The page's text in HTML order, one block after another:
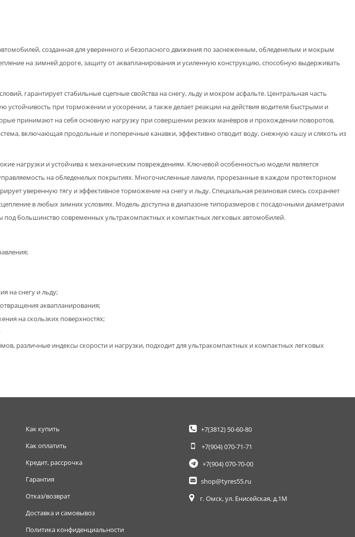
созданная для уверенного и безопасного движения по заснеженным, обледенелым и мокрым
на зимней дороге, защиту от аквапланирования и усиленную конструкцию, способную выдерживать
гарантирует стабильные сцепные свойства на снегу, льду и мокром асфальте. Центральная часть
при торможении и ускорении, а также делает реакции на действия водителя быстрыми и
принимают на себя основную нагрузку при совершении резких манёвров и прохождении поворотов,
включающая продольные и поперечные канавки, эффективно отводит воду, снежную кашу и слякоть из
нагрузки и устойчива к механическим повреждениям. Ключевой особенностью модели является
на обледенелых покрытиях. Многочисленные ламели, прорезанные в каждом протекторном
уверенную тягу и эффективное торможение на снегу и льду. Специальная резиновая смесь сохраняет
в любых зимних условиях. Модель доступна в диапазоне типоразмеров с посадочными диаметрами
большинство современных ультракомпактных и компактных легковых автомобилей.
на снегу и льду;
аквапланирования;
на скользких поверхностях;
различные индексы скорости и нагрузки, подходит для ультракомпактных и компактных легковых
Как купить
Как оплатить
Кредит, рассрочка
Гарантия
Отказ/возврат
Доставка и самовывоз
Политика конфиденциальности
+7(3812)50-60-80
+7(904)070-71-71
+7(904)070-70-00
shop@tyres55.ru
г. Омск, ул. Енисейская, д.1М